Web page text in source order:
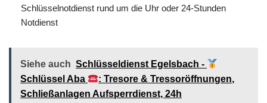
Schlüsselnotdienst rund um die Uhr oder 24-Stunden
Notdienst
Siehe auch Schlüsseldienst Egelsbach -
Schlüssel Aba
: Tresore & Tressoröffnungen,
Schließanlagen Aufsperrdienst, 24h